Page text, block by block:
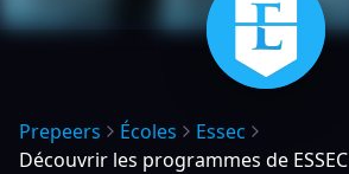
Prepeers Écoles
Essec
Découvrir les programmes de ESSEC